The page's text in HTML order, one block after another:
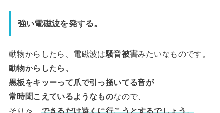
強い電磁波を発する。
動物からしたら、電磁波は騒音被害みたいなものです。
動物からしたら、
黒板をキッーって爪で引っ掻いてる音が
常時聞こえているようなものなので、
そりゃ、 できるだけ遠くに行こうとするでしょう。